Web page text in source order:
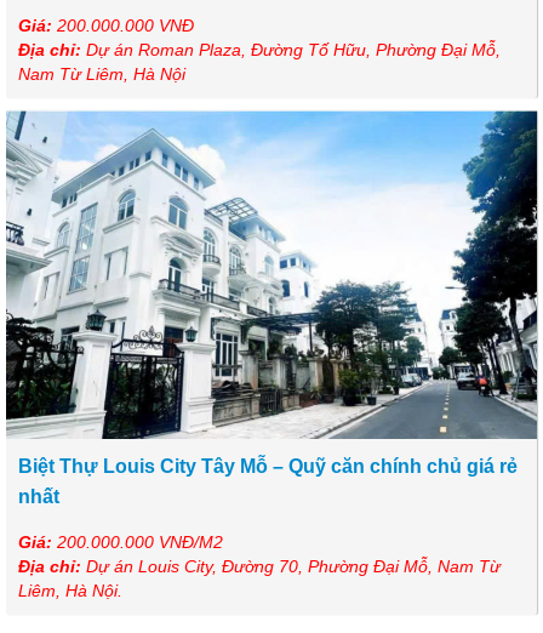
Giá: 200.000.000 VNĐ
Địa chỉ: Dự án Roman Plaza, Đường Tố Hữu, Phường Đại Mỗ,
Nam Từ Liêm, Hà Nội
Biệt Thự Louis City Tây Mỗ – Quỹ căn chính chủ giá rẻ
nhất
Giá: 200.000.000 VNĐ/M2
Địa chỉ: Dự án Louis City, Đường 70, Phường Đại Mỗ, Nam Từ
Liêm, Hà Nội.